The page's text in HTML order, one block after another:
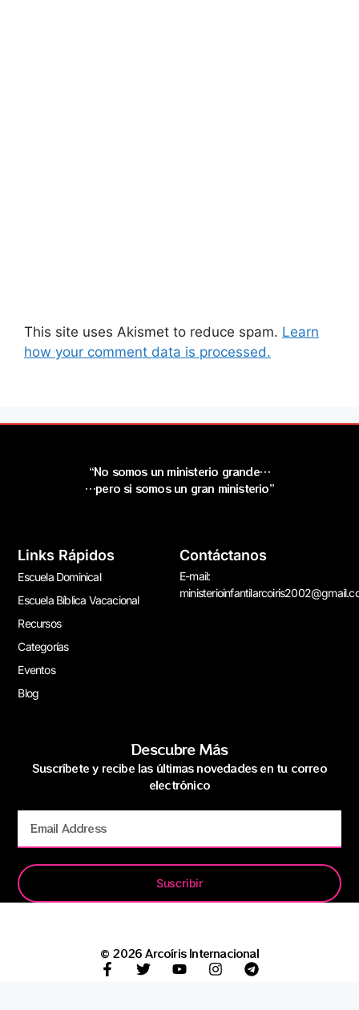
This site uses Akismet to reduce spam. Learn
how your comment data is processed.
“No somos un ministerio grande…
…pero si somos un gran ministerio”
Links Rápidos
Escuela Dominical
Escuela Bíblica Vacacional
Recursos
Categorías
Eventos
Blog
Contáctanos
E-mail:
Descubre Más
Suscríbete y recibe las últimas novedades en tu correo
electrónico
Suscribir
© 2026 Arcoíris Internacional